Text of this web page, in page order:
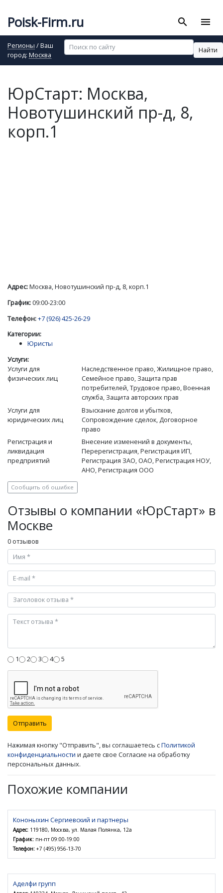
Poisk-Firm.ru search menu
Регионы / Ваш
город: Москва
Найти
ЮрСтарт: Москва,
Новотушинский пр-д, 8,
корп.1
Адрес:Москва, Новотушинский пр-д, 8, корп.1
График:09:00-23:00
Телефон:+7 (926) 425-26-29
Категории:
Юристы
Услуги:
Услуги для
физических лиц
Наследственное право, Жилищное право,
Семейное право, Защита прав
потребителей, Трудовое право, Военная
служба, Защита авторских прав
Услуги для
юридических лиц
Взыскание долгов и убытков,
Сопровождение сделок, Договорное
право
Регистрация и
ликвидация
предприятий
Внесение изменений в документы,
Перерегистрация, Регистрация ИП,
Регистрация ЗАО, ОАО, Регистрация НОУ,
АНО, Регистрация ООО
Сообщить об ошибке
Отзывы о компании «ЮрСтарт» в
Москве
0 отзывов
1 2 3 4 5
Отправить
Нажимая кнопку "Отправить", вы соглашаетесь сПолитикой
конфиденциальности и даете свое Согласие на обработку
персональных данных.
Похожие компании
Кононыхин Сергиевский и партнеры
Адрес: 119180, Москва, ул. Малая Полянка, 12а
График: пн-пт 09:00-19:00
Телефон: +7 (495) 956-13-70
Аделфи групп